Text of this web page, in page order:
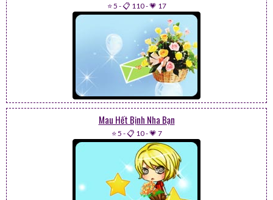
⭐ 5 -📋 110-💗 17
Mau Hết Bịnh Nha Bạn
⭐ 5 -📋 10-💗 7